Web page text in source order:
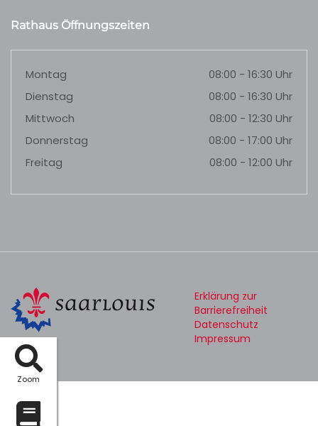
Zoom
Rathaus Öffnungszeiten
Montag
08:00 - 16:30 Uhr
Dienstag
08:00 - 16:30 Uhr
Mittwoch
08:00 - 12:30 Uhr
Donnerstag
08:00 - 17:00 Uhr
Freitag
08:00 - 12:00 Uhr
Erklärung zur
Barrierefreiheit
Datenschutz
Impressum